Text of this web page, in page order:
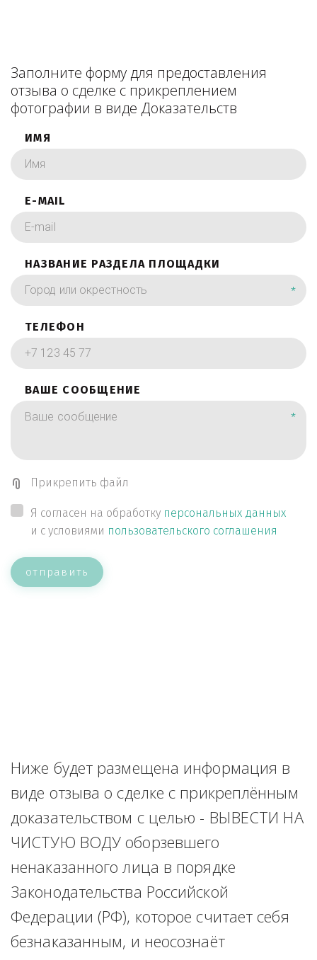
Заполните форму для предоставления
отзыва о сделке с прикреплением
фотографии в виде Доказательств
ИМЯ
E-MAIL
НАЗВАНИЕ РАЗДЕЛА ПЛОЩАДКИ
*
ТЕЛЕФОН
ВАШЕ СООБЩЕНИЕ
*
Прикрепить файл
Я согласен на обработку персональных данных
и с условиями пользовательского соглашения
отправить
Ниже будет размещена информация в
виде отзыва о сделке с прикреплённым
доказательством с целью - ВЫВЕСТИ НА
ЧИСТУЮ ВОДУ оборзевшего
ненаказанного лица в порядке
Законодательства Российской
Федерации (РФ), которое считает себя
безнаказанным, и неосознаёт